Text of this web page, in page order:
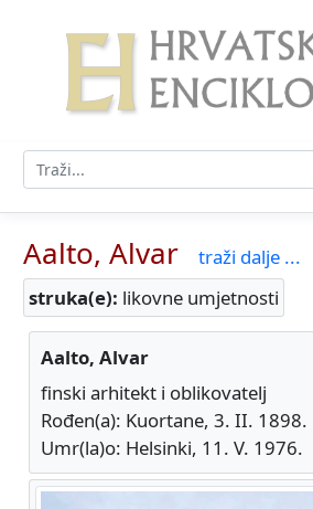
Aalto, Alvar
traži dalje ...
struka(e): likovne umjetnosti
Aalto, Alvar
finski arhitekt i oblikovatelj
Rođen(a): Kuortane, 3. II. 1898.
Umr(la)o: Helsinki, 11. V. 1976.